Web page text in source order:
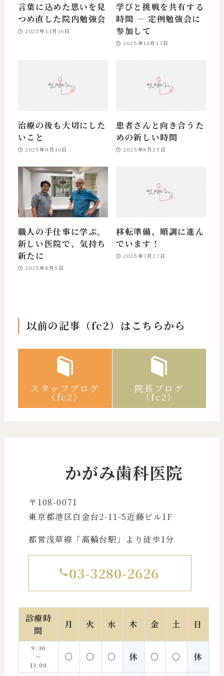
言葉に込めた思いを見
つめ直した院内勉強会
2025年11月16日
学びと挑戦を共有する
時間 ― 定例勉強会に
参加して
2025年10月13日
治療の後も大切にした
いこと
2025年9月16日
患者さんと向き合うた
めの新しい時間
2025年8月25日
職人の手仕事に学ぶ。
新しい医院で、気持ち
新たに
2025年8月5日
移転準備、順調に進ん
でいます！
2025年7月27日
以前の記事（fc2）はこちらから
スタッフブログ
（fc2）
院長ブログ
（fc2）
診療時
間
月 火 水 木 金 土 日
9:30
〜
13:00
○ ○ ○ 休 ○ ○ 休
かがみ歯科医院
〒108-0071
東京都港区白金台2-11-5近藤ビル1F
都営浅草線「高輪台駅」より徒歩1分
03-3280-2626